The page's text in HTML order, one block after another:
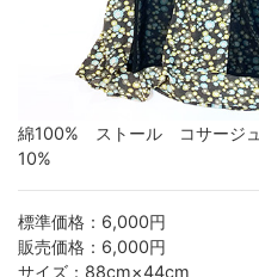
綿100% ストール コサージ
10%
標準価格：6,000円
販売価格：6,000円
サイズ：88cm×44cm